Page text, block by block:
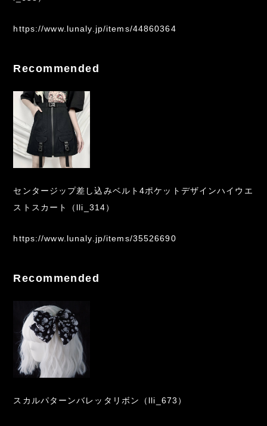
https://www.lunaly.jp/items/44860364
Recommended
センタージップ差し込みベルト4ポケットデザインハイウエ
ストスカート（lli_314）
https://www.lunaly.jp/items/35526690
Recommended
スカルパターンバレッタリボン（lli_673）